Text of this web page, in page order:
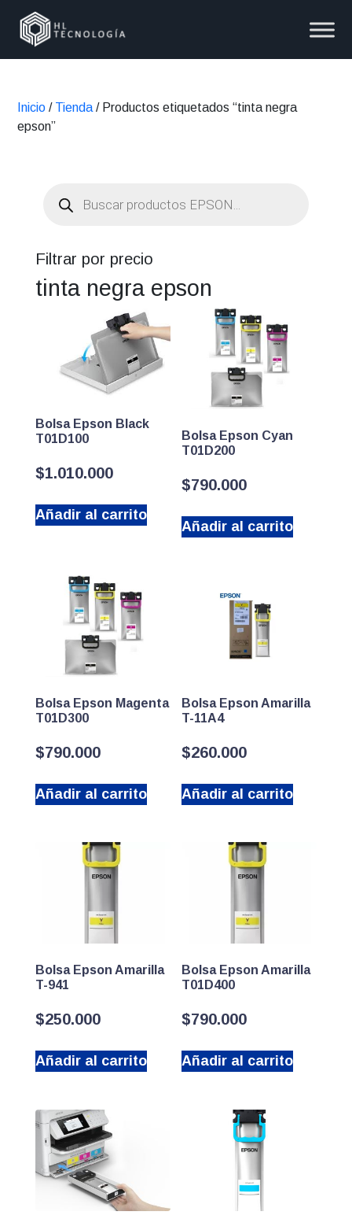
Inicio / Tienda / Productos etiquetados “tinta negra
epson”
productos
Filtrar por precio
tinta negra epson
Bolsa Epson Black
T01D100
$1.010.000
Añadir al carrito
Bolsa Epson Cyan
T01D200
$790.000
Añadir al carrito
Bolsa Epson Magenta
T01D300
$790.000
Añadir al carrito
Bolsa Epson Amarilla
T-11A4
$260.000
Añadir al carrito
Bolsa Epson Amarilla
T-941
$250.000
Añadir al carrito
Bolsa Epson Amarilla
T01D400
$790.000
Añadir al carrito